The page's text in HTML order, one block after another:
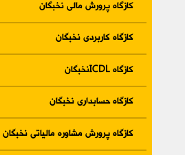
کازگاه پرورش مالی نخبگان
کازگاه کاربردی نخبگان
کازگاه ICDLنخبگان
کازگاه حسابداری نخبگان
کازگاه پرورش مشاوره مالیاتی نخبگان